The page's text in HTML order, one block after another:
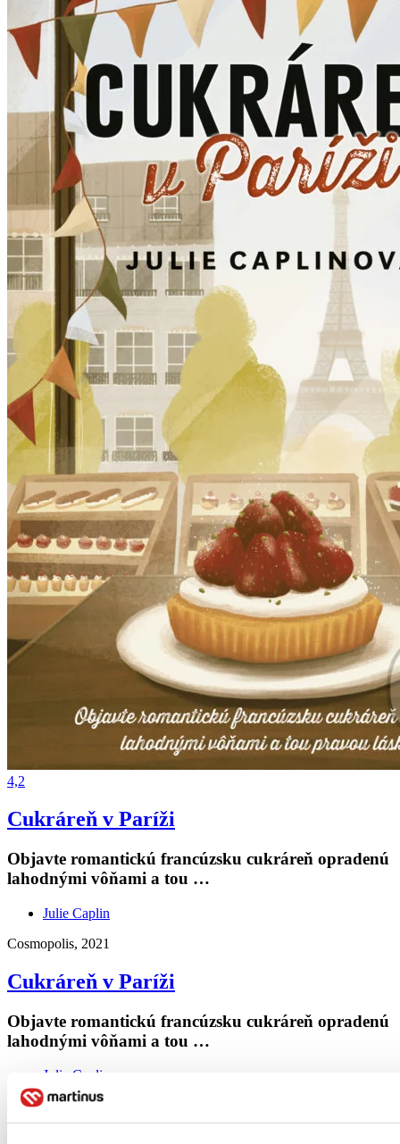
4,2
Cukráreň v Paríži
Objavte romantickú francúzsku cukráreň opradenú
lahodnými vôňami a tou …
Julie Caplin
Cosmopolis, 2021
Cukráreň v Paríži
Objavte romantickú francúzsku cukráreň opradenú
lahodnými vôňami a tou …
Julie Caplin
Cosmopolis, 2021
Túto knihu som prečítala až na tretíkrát (prvé dva razy som knihu po